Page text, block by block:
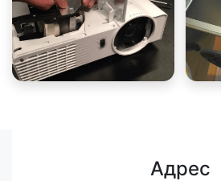
Адрес